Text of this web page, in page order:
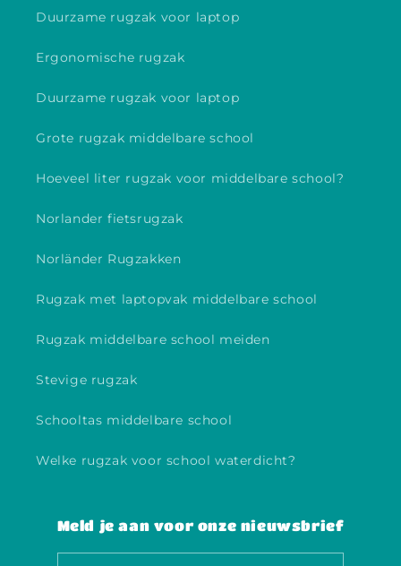
Duurzame rugzak voor laptop
Ergonomische rugzak
Duurzame rugzak voor laptop
Grote rugzak middelbare school
Hoeveel liter rugzak voor middelbare school?
Norlander fietsrugzak
Norländer Rugzakken
Rugzak met laptopvak middelbare school
Rugzak middelbare school meiden
Stevige rugzak
Schooltas middelbare school
Welke rugzak voor school waterdicht?
Meld je aan voor onze nieuwsbrief